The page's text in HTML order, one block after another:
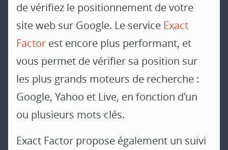
de vérifiez le positionnement de votre
site web sur Google. Le service Exact
Factor est encore plus performant, et
vous permet de vérifier sa position sur
les plus grands moteurs de recherche :
Google, Yahoo et Live, en fonction d'un
ou plusieurs mots clés.
Exact Factor propose également un suivi